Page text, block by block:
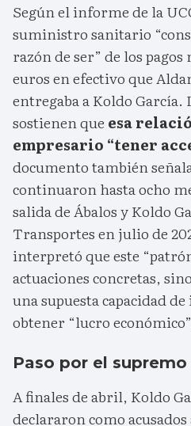
Según el informe de la
suministro sanitario
razón de ser” de los
euros en efectivo que
entregaba a Koldo García.
sostienen que esa
empresario “tener
documento también
continuaron hasta ocho
salida de Ábalos y Koldo
Transportes en julio de
interpretó que este
actuaciones concretas,
una supuesta capacidad
obtener “lucro
Paso por el supremo
A finales de abril, Koldo
declararon como